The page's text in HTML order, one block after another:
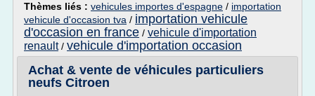
Thèmes liés : vehicules importes d'espagne / importation
vehicule d'occasion tva / importation vehicule
d'occasion en france / vehicule d'importation
renault/ vehicule d'importation occasion
Achat & vente de véhicules particuliers
neufs Citroen